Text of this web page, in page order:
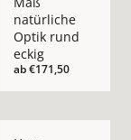
natürliche
Optik rund
eckig
ab€171,50